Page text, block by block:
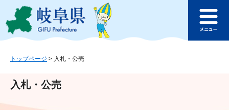
ジ
ュ
このページの本文へ
ュ
トップページ > 入札・公売
入札・公売